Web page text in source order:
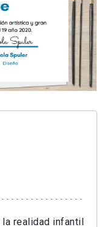
realidad infantil